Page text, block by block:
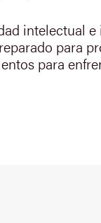
intelectual
para
para